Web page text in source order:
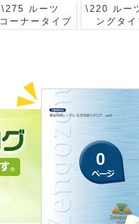
\275 ルーツ
コーナータイプ
\220 ルー
ングタ
0